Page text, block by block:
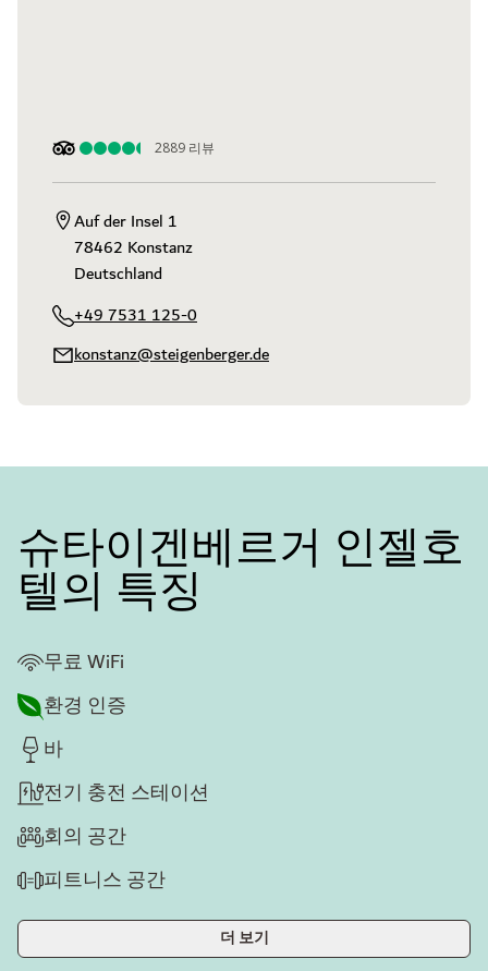
78462 Konstanz
Deutschland
+49 7531 125-0
konstanz@steigenberger.de
슈타이겐베르거 인젤호
무료 WiFi
환경 인증
바
전기 충전 스테이션
회의 공간
피트니스 공간